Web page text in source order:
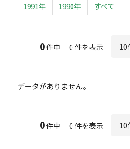
1991年 1990年 すべて
0件中 0 件を表示
データがありません。
0件中 0 件を表示